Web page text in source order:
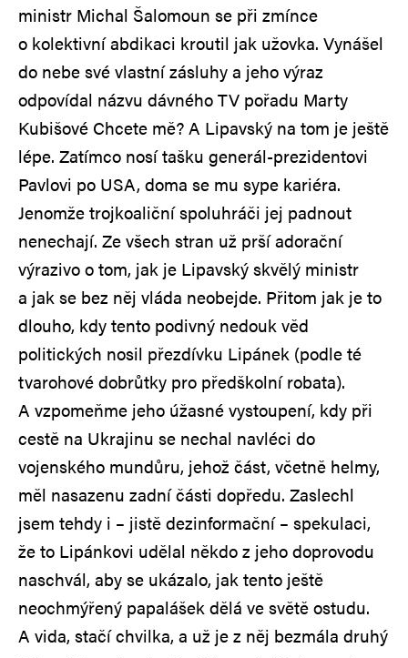
ministr Michal Šalomoun se při zmínce
o kolektivní abdikaci kroutil jak užovka. Vynášel
do nebe své vlastní zásluhy a jeho výraz
odpovídal názvu dávného TV pořadu Marty
Kubišové Chcete mě? A Lipavský na tom je ještě
lépe. Zatímco nosí tašku generál-prezidentovi
Pavlovi po USA, doma se mu sype kariéra.
Jenomže trojkoaliční spoluhráči jej padnout
nenechají. Ze všech stran už prší adorační
výrazivo o tom, jak je Lipavský skvělý ministr
a jak se bez něj vláda neobejde. Přitom jak je to
dlouho, kdy tento podivný nedouk věd
politických nosil přezdívku Lipánek (podle té
tvarohové dobrůtky pro předškolní robata).
A vzpomeňme jeho úžasné vystoupení, kdy při
cestě na Ukrajinu se nechal navléci do
vojenského mundůru, jehož část, včetně helmy,
měl nasazenu zadní části dopředu. Zaslechl
jsem tehdy i – jistě dezinformační – spekulaci,
že to Lipánkovi udělal někdo z jeho doprovodu
naschvál, aby se ukázalo, jak tento ještě
neochmýřený papalášek dělá ve světě ostudu.
A vida, stačí chvilka, a už je z něj bezmála druhý